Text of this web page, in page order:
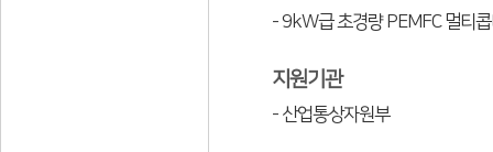
- 9kW급 초경량 PEMFC 멀티
지원기관
- 산업통상자원부